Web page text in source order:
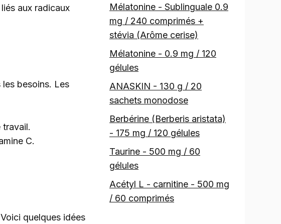
aux radicaux
besoins. Les
travail.
C.
quelques idées
Mélatonine - Sublinguale 0.9
mg / 240 comprimés +
stévia (Arôme cerise)
Mélatonine - 0.9 mg / 120
gélules
ANASKIN - 130 g / 20
sachets monodose
Berbérine (Berberis aristata)
- 175 mg / 120 gélules
Taurine - 500 mg / 60
gélules
Acétyl L - carnitine - 500 mg
/ 60 comprimés